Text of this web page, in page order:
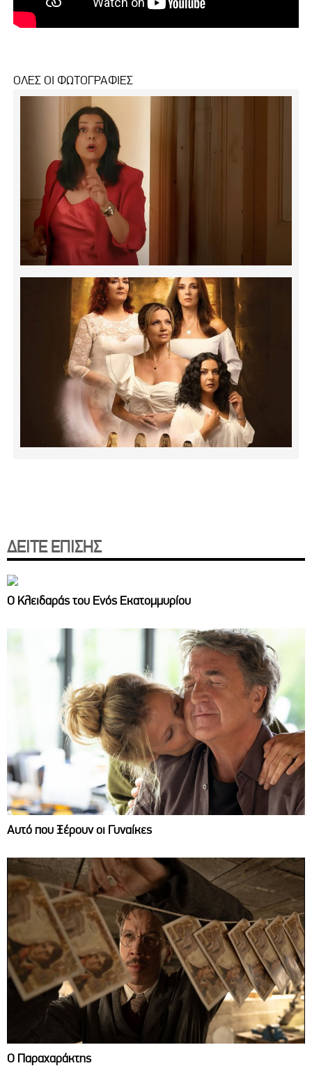
ΟΛΕΣ ΟΙ ΦΩΤΟΓΡΑΦΙΕΣ
ΔΕΙΤΕ ΕΠΙΣΗΣ
Ο Κλειδαράς του Ενός Εκατομμυρίου
Αυτό που Ξέρουν οι Γυναίκες
Ο Παραχαράκτης